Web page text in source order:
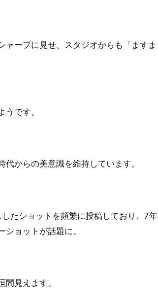
ープに見せ、スタジオからも「ますま
です。
からの美意識を維持しています。
たショットを頻繁に投稿しており、7年
ョットが話題に。
見えます。